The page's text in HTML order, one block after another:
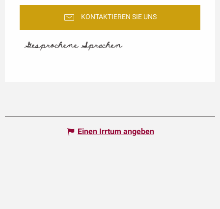
KONTAKTIEREN SIE UNS
Gesprochene Sprachen
Gesprochene Sprachen
Einen Irrtum angeben